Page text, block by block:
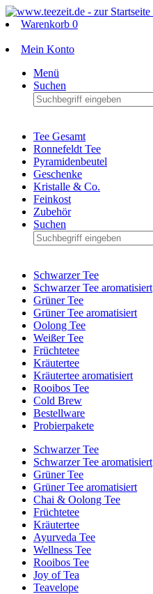
Warenkorb 0
Mein Konto
Menü
Suchen
Tee Gesamt
Ronnefeldt Tee
Pyramidenbeutel
Geschenke
Kristalle & Co.
Feinkost
Zubehör
Suchen
Schwarzer Tee
Schwarzer Tee aromatisiert
Grüner Tee
Grüner Tee aromatisiert
Oolong Tee
Weißer Tee
Früchtetee
Kräutertee
Kräutertee aromatisiert
Rooibos Tee
Cold Brew
Bestellware
Probierpakete
Schwarzer Tee
Schwarzer Tee aromatisiert
Grüner Tee
Grüner Tee aromatisiert
Chai & Oolong Tee
Früchtetee
Kräutertee
Ayurveda Tee
Wellness Tee
Rooibos Tee
Joy of Tea
Teavelope